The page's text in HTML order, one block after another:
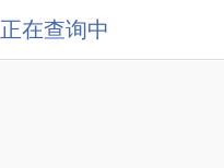
正在查询中